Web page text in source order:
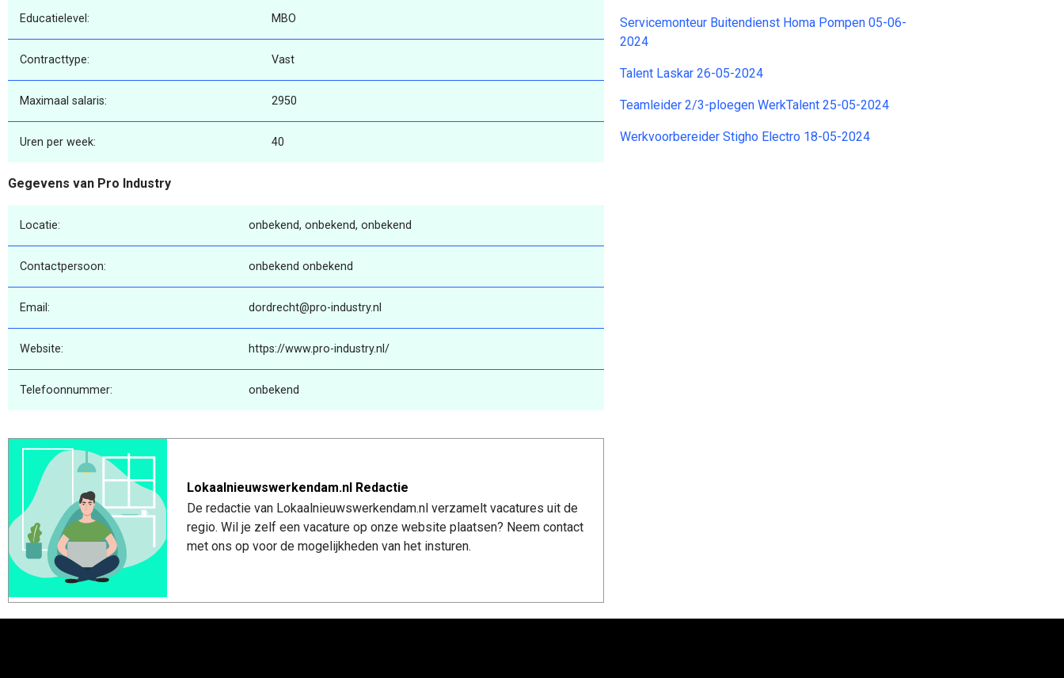
Educatielevel: MBO
Contracttype: Vast
Maximaal salaris: 2950
Uren per week: 40
Gegevens van Pro Industry
Locatie: onbekend, onbekend, onbekend
Contactpersoon: onbekend onbekend
Email: dordrecht@pro-industry.nl
Website: https://www.pro-industry.nl/
Telefoonnummer: onbekend
Lokaalnieuwswerkendam.nl Redactie
De redactie van Lokaalnieuwswerkendam.nl verzamelt vacatures uit de
regio. Wil je zelf een vacature op onze website plaatsen? Neem contact
met ons op voor de mogelijkheden van het insturen.
Servicemonteur Buitendienst Homa Pompen 05-06-
2024
Talent Laskar 26-05-2024
Teamleider 2/3-ploegen WerkTalent 25-05-2024
Werkvoorbereider Stigho Electro 18-05-2024